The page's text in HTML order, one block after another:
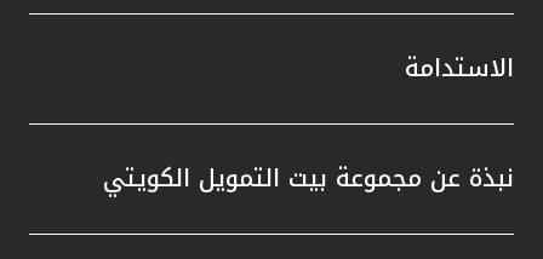
الاستدامة
نبذة عن مجموعة بيت التمويل الكويتي